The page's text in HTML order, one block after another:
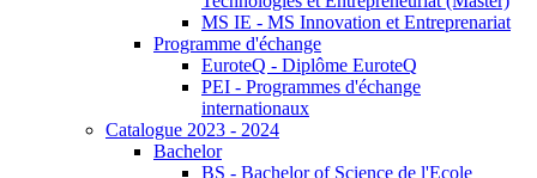
MS IE - MS Innovation et Entreprenariat
Programme d'échange
EuroteQ - Diplôme EuroteQ
PEI - Programmes d'échange
internationaux
Catalogue 2023 - 2024
Bachelor
BS - Bachelor of Science de l'Ecole